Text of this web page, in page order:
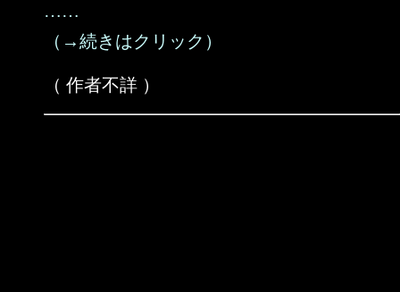
……
（→続きはクリック）
（ 作者不詳 ）